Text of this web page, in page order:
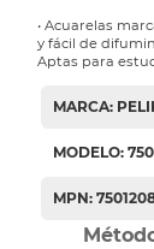
• Acuarelas
y fácil de
Aptas para
MARCA:
MODELO:
MPN: